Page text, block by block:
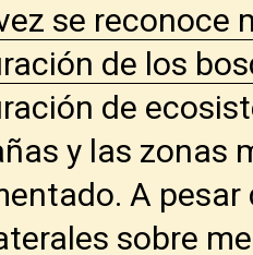
se reconoce
de los
de
y las zonas
A
sobre